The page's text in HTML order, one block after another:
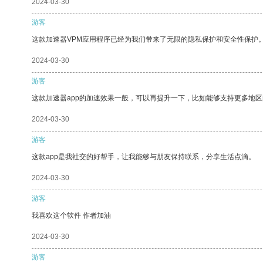
2024-03-30
游客
这款加速器VPM应用程序已经为我们带来了无限的隐私保护和安全性保护。
2024-03-30
游客
这款加速器app的加速效果一般，可以再提升一下，比如能够支持更多地区
2024-03-30
游客
这款app是我社交的好帮手，让我能够与朋友保持联系，分享生活点滴。
2024-03-30
游客
我喜欢这个软件 作者加油
2024-03-30
游客